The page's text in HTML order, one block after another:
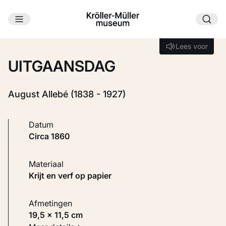
Ga naar hoofdinhoud
Lees voor
Lees voor
UITGAANSDAG
August Allebé (1838 - 1927)
Datum
circa 1860
Materiaal
Krijt en verf op papier
Afmetingen
19,5 × 11,5 cm